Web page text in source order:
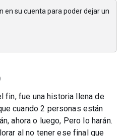
en su cuenta para poder dejar un
fin, fue una historia llena de
cuando 2 personas están
ahora o luego, Pero lo harán.
al no tener ese final que